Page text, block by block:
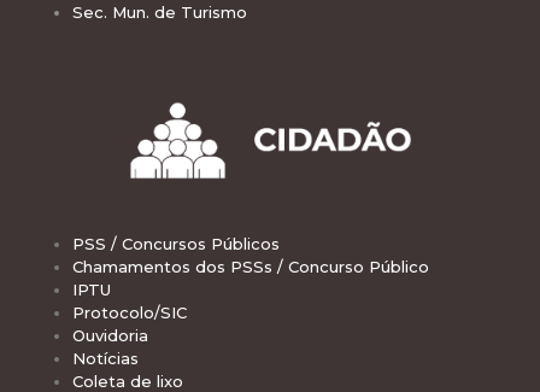
Sec. Mun. de Turismo
PSS / Concursos Públicos
Chamamentos dos PSSs / Concurso Público
IPTU
Protocolo/SIC
Ouvidoria
Notícias
Coleta de lixo